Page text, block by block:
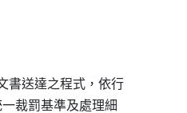
書送達之程式，依行
一裁罰基準及處理細